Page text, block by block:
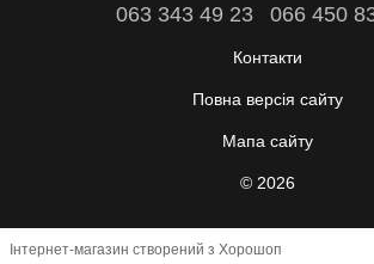
063 343 49 23 066 450
Контакти
Повна версія сайту
Мапа сайту
© 2026
Інтернет-магазин створений з Хорошоп